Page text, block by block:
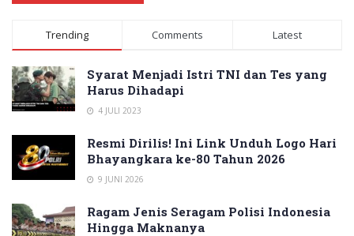
Trending Comments Latest
Syarat Menjadi Istri TNI dan Tes yang
Harus Dihadapi
4 JULI 2023
Resmi Dirilis! Ini Link Unduh Logo Hari
Bhayangkara ke-80 Tahun 2026
9 JUNI 2026
Ragam Jenis Seragam Polisi Indonesia
Hingga Maknanya